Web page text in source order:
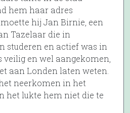
hem haar adres
hij Jan Birnie, een
Tazelaar die in
studeren en actief was in
veilig en wel aangekomen,
aan Londen laten weten.
neerkomen in het
het lukte hem niet die te